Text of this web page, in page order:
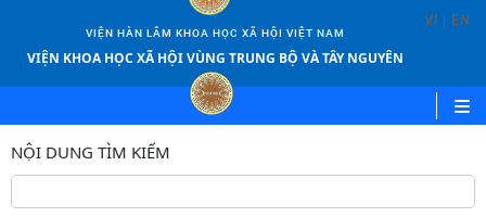
VIỆN HÀN LÂM KHOA HỌC XÃ HỘI VIỆT NAM
VIỆN KHOA HỌC XÃ HỘI VÙNG TRUNG BỘ VÀ TÂY NGUYÊN
VI | EN
NỘI DUNG TÌM KIẾM